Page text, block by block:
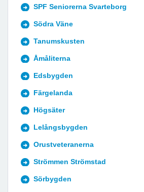
SPF Seniorerna Svarteborg
Södra Väne
Tanumskusten
Åmåliterna
Edsbygden
Färgelanda
Högsäter
Lelångsbygden
Orustveteranerna
Strömmen Strömstad
Sörbygden